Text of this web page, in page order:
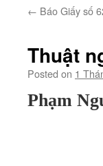
← Báo Giấy số
Thuật
Posted on 1
Phạm